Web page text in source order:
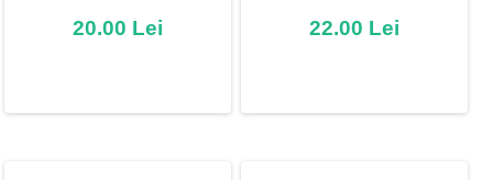
20.00 Lei 22.00 Lei